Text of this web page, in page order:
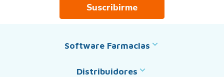
Suscribirme
Software Farmacias
Distribuidores